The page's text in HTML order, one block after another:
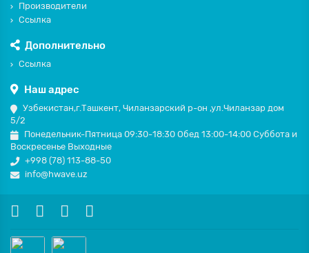
Производители
Ссылка
Дополнительно
Ссылка
Наш адрес
Узбекистан,г.Ташкент, Чиланзарский р-он ,ул.Чиланзар дом
5/2
Понедельник-Пятница 09:30-18:30 Обед 13:00-14:00 Суббота и
Воскресенье Выходные
+998 (78) 113-88-50
info@hwave.uz